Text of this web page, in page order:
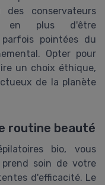
des conservateurs
en plus d'être
pointées du
Opter pour
un choix éthique,
de la planète
routine beauté
bio, vous
soin de votre
d'efficacité. Le